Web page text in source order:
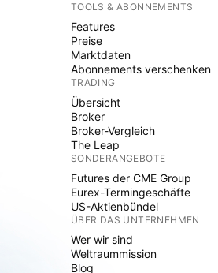
TOOLS & ABONNEMENTS
Features
Preise
Marktdaten
Abonnements verschenken
TRADING
Übersicht
Broker
Broker-Vergleich
The Leap
SONDERANGEBOTE
Futures der CME Group
Eurex-Termingeschäfte
US-Aktienbündel
ÜBER DAS UNTERNEHMEN
Wer wir sind
Weltraummission
Blog